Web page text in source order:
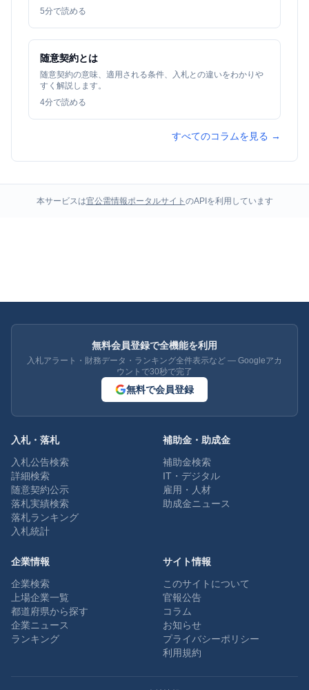
5分で読める
随意契約とは
随意契約の意味、適用される条件、入札との違いをわかりや
すく解説します。
4分で読める
すべてのコラムを見る →
本サービスは官公需情報ポータルサイト のAPIを利用しています
無料会員登録で全機能を利用
入札アラート・財務データ・ランキング全件表示など — Googleアカ
ウントで30秒で完了
無料で会員登録
入札・落札
入札公告検索
詳細検索
随意契約公示
落札実績検索
落札ランキング
入札統計
補助金・助成金
補助金検索
IT・デジタル
雇用・人材
助成金ニュース
企業情報
企業検索
上場企業一覧
都道府県から探す
企業ニュース
ランキング
サイト情報
このサイトについて
官報公告
コラム
お知らせ
プライバシーポリシー
利用規約